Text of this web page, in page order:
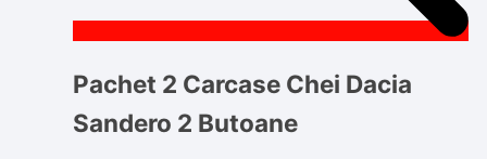
Pachet 2 Carcase Chei Dacia
Sandero 2 Butoane